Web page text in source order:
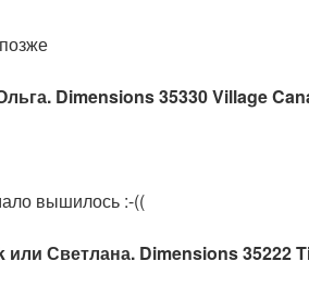
Dimensions 35330 Village
вышилось :-((
или Светлана. Dimensions 35222